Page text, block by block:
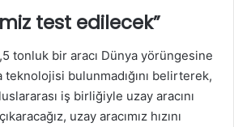
test edilecek”
tonluk bir aracı Dünya yörüngesine
teknolojisi bulunmadığını belirterek,
iş birliğiyle uzay aracını
uzay aracımız hızını